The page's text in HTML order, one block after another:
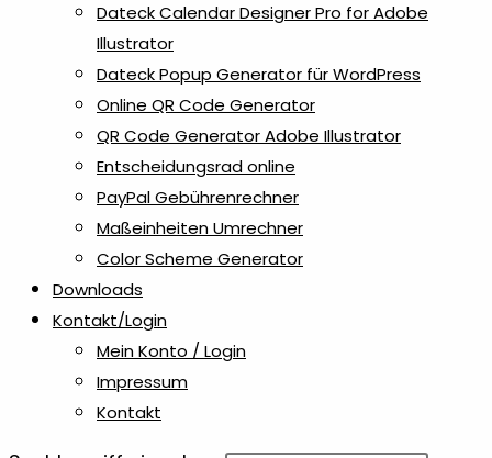
Dateck Calendar Designer Pro for Adobe
Illustrator
Dateck Popup Generator für WordPress
Online QR Code Generator
QR Code Generator Adobe Illustrator
Entscheidungsrad online
PayPal Gebührenrechner
Maßeinheiten Umrechner
Color Scheme Generator
Downloads
Kontakt/Login
Mein Konto / Login
Impressum
Kontakt